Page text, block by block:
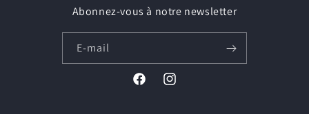
Abonnez-vous à notre newsletter
E-mail
FacebookInstagram